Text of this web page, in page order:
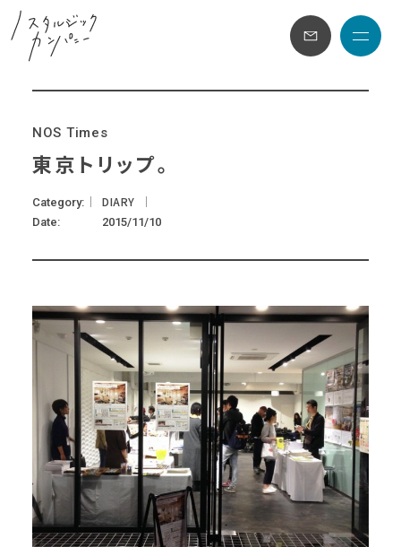
メニ
NOS Times
東京トリップ。
Category DIARY
Date 2015/11/10